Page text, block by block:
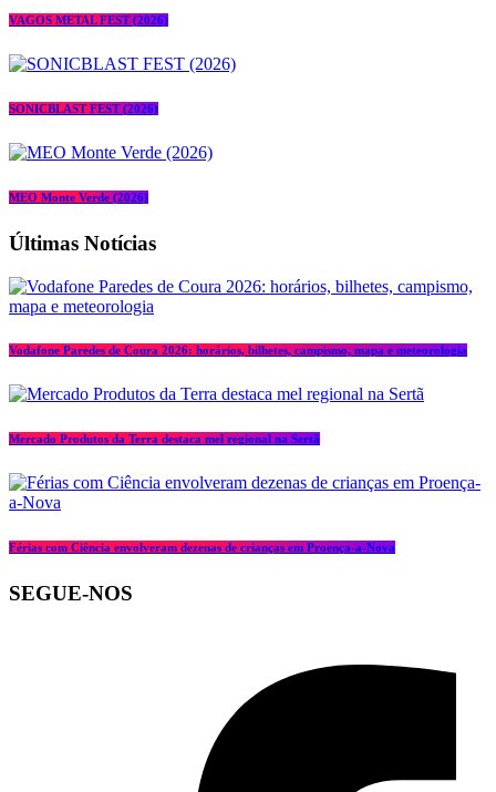
VAGOS METAL FEST (2026)
SONICBLAST FEST (2026)
MEO Monte Verde (2026)
Últimas Notícias
Vodafone Paredes de Coura 2026: horários, bilhetes, campismo, mapa e meteorologia
Mercado Produtos da Terra destaca mel regional na Sertã
Férias com Ciência envolveram dezenas de crianças em Proença-a-Nova
SEGUE-NOS